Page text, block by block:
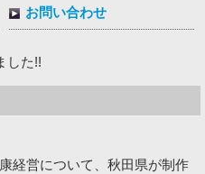
お問い合わせ
した!!
経営について、秋田県が制作